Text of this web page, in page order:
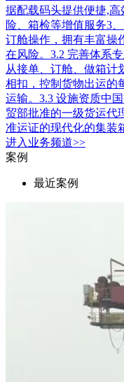
据配载码头提供便捷,
险、箱检等增值服务3
订舱操作，拥有丰富操
在风险。3.2 完善体系
从接单、订舱、做箱计
相扣，控制货物出运的
运输。3.3 设施资质中
贸部批准的一级货运代
准运证的现代化的集装
进入 业务频道>>
案例
最近案例